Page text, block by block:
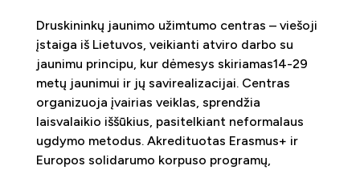
Druskininkų jaunimo užimtumo centras – viešoji
įstaiga iš Lietuvos, veikianti atviro darbo su
jaunimu principu, kur dėmesys skiriamas14-29
metų jaunimui ir jų savirealizacijai. Centras
organizuoja įvairias veiklas, sprendžia
laisvalaikio iššūkius, pasitelkiant neformalaus
ugdymo metodus. Akredituotas Erasmus+ ir
Europos solidarumo korpuso programų,